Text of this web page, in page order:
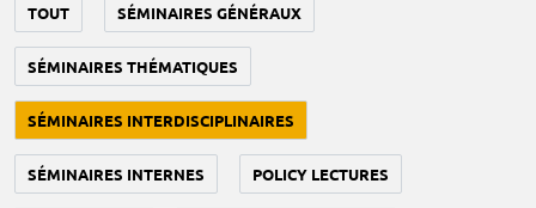
TOUT SÉMINAIRES GÉNÉRAUX
SÉMINAIRES THÉMATIQUES
SÉMINAIRES INTERDISCIPLINAIRES
SÉMINAIRES INTERNES POLICY LECTURES